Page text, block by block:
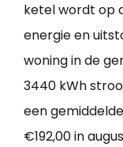
ketel wordt op
energie en
woning in de
3440 kWh
een
€192,00 in